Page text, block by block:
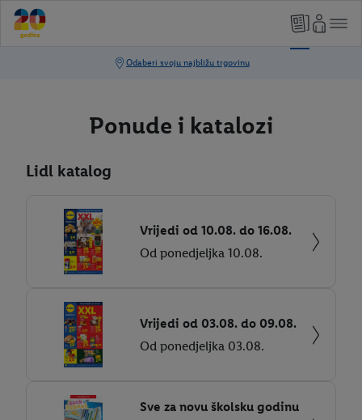
Ponude i katalozi
Lidl katalog
Vrijedi od 10.08. do 16.08.
Od ponedjeljka 10.08.
Vrijedi od 03.08. do 09.08.
Od ponedjeljka 03.08.
Sve za novu školsku godinu